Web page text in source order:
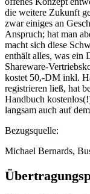
die weitere Zukunft
zwar einiges an
Anspruch; hat man
macht sich diese
enthält alles, was ein
Shareware-
kostet 50,-DM inkl.
registrieren ließ, hat
Handbuch
langsam auch auf
Bezugsquelle:
Michael Bernards,